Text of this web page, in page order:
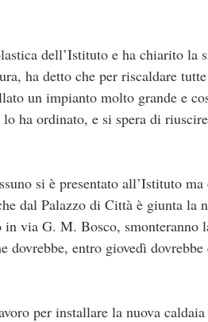
dell’Istituto e ha chiarito la
ha detto che per riscaldare
un impianto molto grande e
ha ordinato, e si spera di
si è presentato all’Istituto
dal Palazzo di Città è giunta la
via G. M. Bosco, smonteranno
dovrebbe, entro giovedì
per installare la nuova